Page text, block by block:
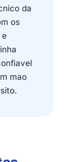
da
os
mao